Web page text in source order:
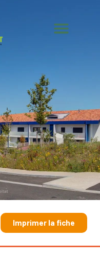
Imprimer la fiche